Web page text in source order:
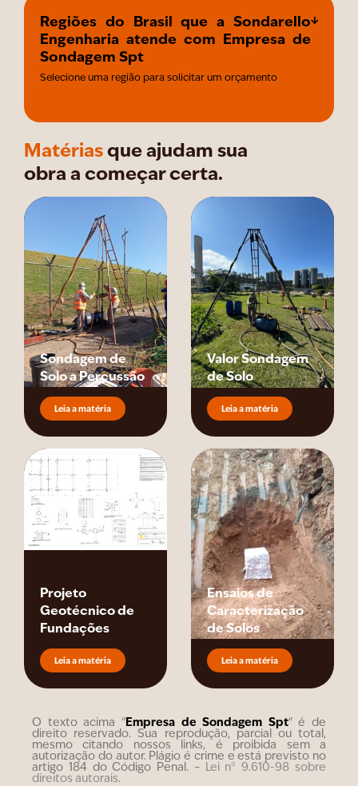
Regiões do Brasil que a Sondarello
Engenharia atende com Empresa de
Sondagem Spt
Selecione uma região para solicitar um orçamento
Matériasque ajudam sua
obra a começar certa.
Sondagem de
Solo a Percussão
Leia a matéria
Valor Sondagem
de Solo
Leia a matéria
Projeto
Geotécnico de
Fundações
Leia a matéria
Ensaios de
Caracterização
de Solos
Leia a matéria
O texto acima "Empresa de Sondagem Spt" é de
direito reservado. Sua reprodução, parcial ou total,
mesmo citando nossos links, é proibida sem a
autorização do autor. Plágio é crime e está previsto no
artigo 184 do Código Penal. – Lei n° 9.610-98 sobre
direitos autorais.